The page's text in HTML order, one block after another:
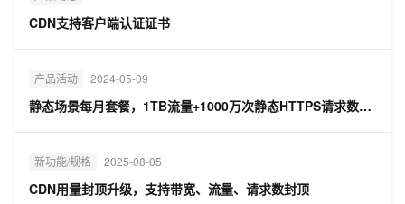
CDN支持客户端认证证书
产品活动 2024-05-09
静态场景每月套餐，1TB流量+1000万次静态HTTPS请求数，
新功能/规格 2025-08-05
CDN用量封顶升级，支持带宽、流量、请求数封顶